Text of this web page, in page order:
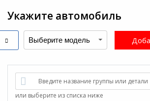
Меню
Укажите автомобиль
Введите название группы или детали
или выберите из списка ниже